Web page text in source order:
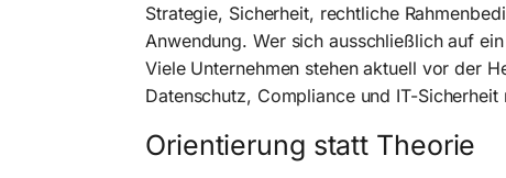
Strategie, Sicherheit, rechtliche
Anwendung. Wer sich ausschließlich auf
Viele Unternehmen stehen aktuell vor der
Datenschutz, Compliance und IT-Sicherheit
Orientierung statt Theorie